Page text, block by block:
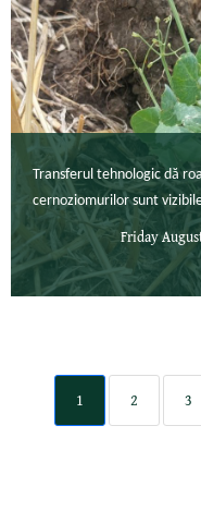
Transferul tehnologic dă
cernoziomurilor sunt
Friday
1 2 3